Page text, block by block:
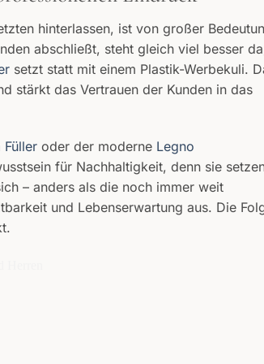
hinterlassen, ist von großer
abschließt, steht gleich viel besser
setzt statt mit einem Plastik-Werbekuli.
stärkt das Vertrauen der Kunden in das
Füller oder der moderne Legno
für Nachhaltigkeit, denn sie
– anders als die noch immer weit
und Lebenserwartung aus. Die